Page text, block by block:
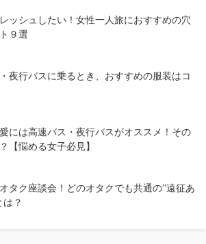
ッシュしたい！女性一人旅におすすめの穴
９選
夜行バスに乗るとき、おすすめの服装はコ
には高速バス・夜行バスがオススメ！その
【悩める女子必見】
タク座談会！どのオタクでも共通の”遠征あ
は？